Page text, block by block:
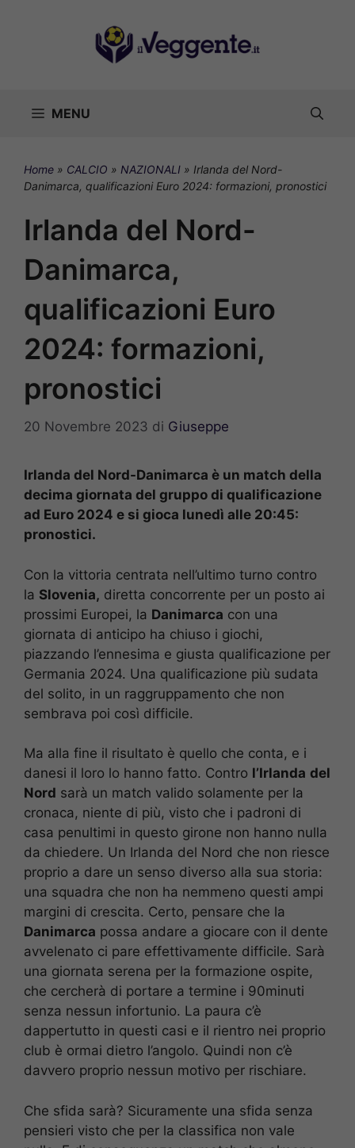
MENU
Home » CALCIO » NAZIONALI » Irlanda del Nord-
Danimarca, qualificazioni Euro 2024: formazioni, pronostici
Irlanda del Nord-
Danimarca,
qualificazioni Euro
2024: formazioni,
pronostici
20 Novembre 2023 di Giuseppe
Irlanda del Nord-Danimarca è un match della
decima giornata del gruppo di qualificazione
ad Euro 2024 e si gioca lunedì alle 20:45:
pronostici.
Con la vittoria centrata nell’ultimo turno contro
la Slovenia, diretta concorrente per un posto ai
prossimi Europei, la Danimarca con una
giornata di anticipo ha chiuso i giochi,
piazzando l’ennesima e giusta qualificazione per
Germania 2024. Una qualificazione più sudata
del solito, in un raggruppamento che non
sembrava poi così difficile.
Ma alla fine il risultato è quello che conta, e i
danesi il loro lo hanno fatto. Contro l’Irlanda del
Nord sarà un match valido solamente per la
cronaca, niente di più, visto che i padroni di
casa penultimi in questo girone non hanno nulla
da chiedere. Un Irlanda del Nord che non riesce
proprio a dare un senso diverso alla sua storia:
una squadra che non ha nemmeno questi ampi
margini di crescita. Certo, pensare che la
Danimarca possa andare a giocare con il dente
avvelenato ci pare effettivamente difficile. Sarà
una giornata serena per la formazione ospite,
che cercherà di portare a termine i 90minuti
senza nessun infortunio. La paura c’è
dappertutto in questi casi e il rientro nei proprio
club è ormai dietro l’angolo. Quindi non c’è
davvero proprio nessun motivo per rischiare.
Che sfida sarà? Sicuramente una sfida senza
pensieri visto che per la classifica non vale